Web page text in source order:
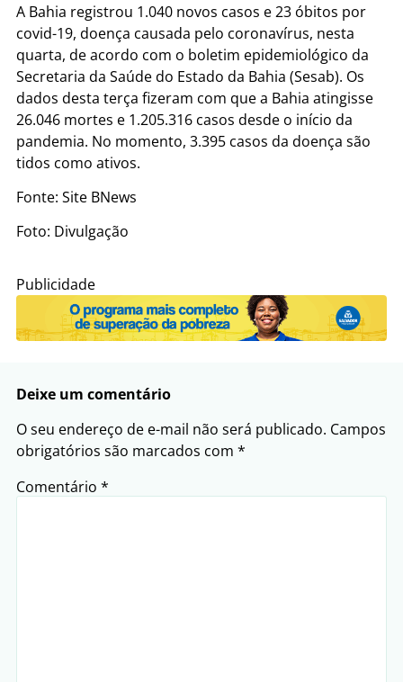
A Bahia registrou 1.040 novos casos e 23 óbitos por
covid-19, doença causada pelo coronavírus, nesta
quarta, de acordo com o boletim epidemiológico da
Secretaria da Saúde do Estado da Bahia (Sesab). Os
dados desta terça fizeram com que a Bahia atingisse
26.046 mortes e 1.205.316 casos desde o início da
pandemia. No momento, 3.395 casos da doença são
tidos como ativos.
Fonte: Site BNews
Foto: Divulgação
Publicidade
Deixe um comentário
O seu endereço de e-mail não será publicado. Campos
obrigatórios são marcados com *
Comentário *